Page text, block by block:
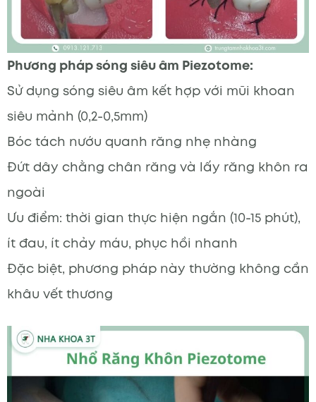
Phương pháp sóng siêu âm Piezotome:
Sử dụng sóng siêu âm kết hợp với mũi khoan
siêu mảnh (0,2-0,5mm)
Bóc tách nướu quanh răng nhẹ nhàng
Đứt dây chằng chân răng và lấy răng khôn ra
ngoài
Ưu điểm: thời gian thực hiện ngắn (10-15 phút),
ít đau, ít chảy máu, phục hồi nhanh
Đặc biệt, phương pháp này thường không cần
khâu vết thương